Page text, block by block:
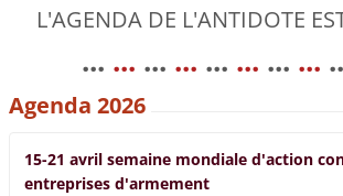
L'AGENDA DE L'ANTIDOTE
... ... ... ... ... ... ... ...
Agenda 2026
15-21 avril semaine mondiale d'action
entreprises d'armement